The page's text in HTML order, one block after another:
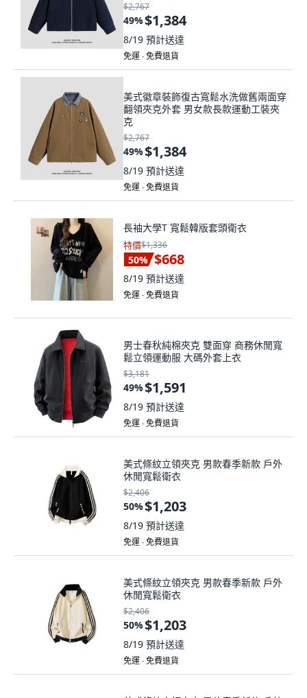
$2,767
49%$1,384
8/19 預計送達
免運 ∙ 免費退貨
美式徽章裝飾復古寬鬆水洗做舊兩面穿
翻領夾克外套 男女款長款運動工裝夾
克
$2,767
49%$1,384
8/19 預計送達
免運 ∙ 免費退貨
長袖大學T 寬鬆韓版套頭衛衣
特價$1,336
50% $668
8/19 預計送達
免運 ∙ 免費退貨
男士春秋純棉夾克 雙面穿 商務休閒寬
鬆立領運動服 大碼外套上衣
$3,181
49%$1,591
8/19 預計送達
免運 ∙ 免費退貨
美式條紋立領夾克 男款春季新款 戶外
休閒寬鬆衛衣
$2,406
50%$1,203
8/19 預計送達
免運 ∙ 免費退貨
美式條紋立領夾克 男款春季新款 戶外
休閒寬鬆衛衣
$2,406
50%$1,203
8/19 預計送達
免運 ∙ 免費退貨